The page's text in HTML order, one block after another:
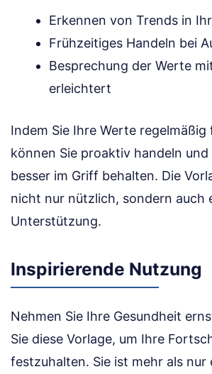
Erkennen von Trends in
Frühzeitiges Handeln bei
Besprechung der Werte
erleichtert
Indem Sie Ihre Werte regelmäßig
können Sie proaktiv handeln und
besser im Griff behalten. Die
nicht nur nützlich, sondern auch
Unterstützung.
Inspirierende Nutzung
Nehmen Sie Ihre Gesundheit
Sie diese Vorlage, um Ihre
festzuhalten. Sie ist mehr als nur